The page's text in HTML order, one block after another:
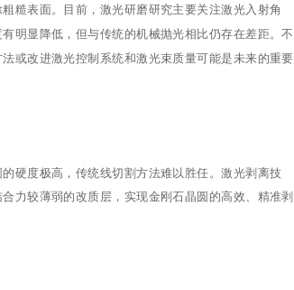
糙表面。目前，激光研磨研究主要关注激光入射角
明显降低，但与传统的机械抛光相比仍存在差距。不
或改进激光控制系统和激光束质量可能是未来的重要
硬度极高，传统线切割方法难以胜任。激光剥离技
力较薄弱的改质层，实现金刚石晶圆的高效、精准剥